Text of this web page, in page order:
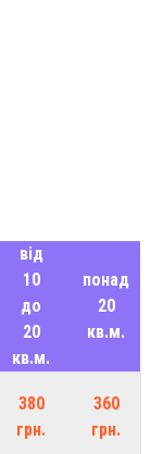
від
10
до
20
кв.м.
понад
20
кв.м.
380
грн.
360
грн.